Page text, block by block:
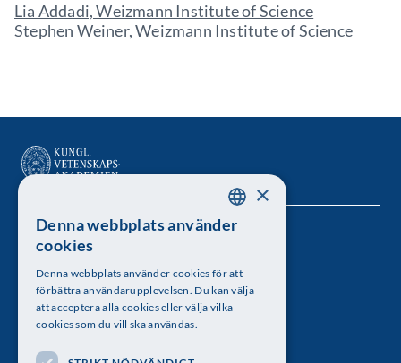
Lia Addadi, Weizmann Institute of Science
Stephen Weiner, Weizmann Institute of Science
Kungl. Vetenskapsakademien
Besöksadress: Lilla Frescativägen 4A
Telefon: 08-673 95 00
SWEDISH
×
Denna webbplats använder
cookies
Denna webbplats använder cookies för att
förbättra användarupplevelsen. Du kan välja
att acceptera alla cookies eller välja vilka
cookies som du vill ska användas.